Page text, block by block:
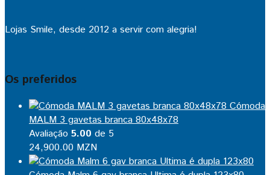
Lojas Smile, desde 2012 a servir com alegria!
Os preferidos
Cómoda
MALM 3 gavetas branca 80x48x78
Avaliação 5.00 de 5
24,900.00 MZN